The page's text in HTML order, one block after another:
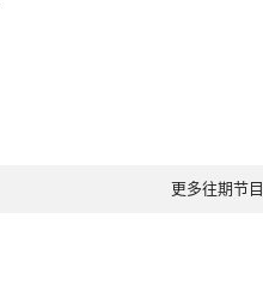
更多往期节目